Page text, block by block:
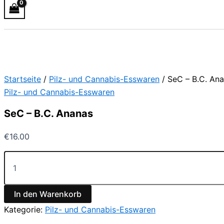
Startseite / Pilz- und Cannabis-Esswaren / SeC – B.C.
Pilz- und Cannabis-Esswaren
SeC – B.C. Ananas
€16.00
In den Warenkorb
Kategorie: Pilz- und Cannabis-Esswaren